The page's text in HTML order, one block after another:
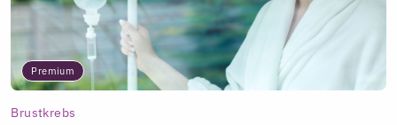
Premium
Brustkrebs